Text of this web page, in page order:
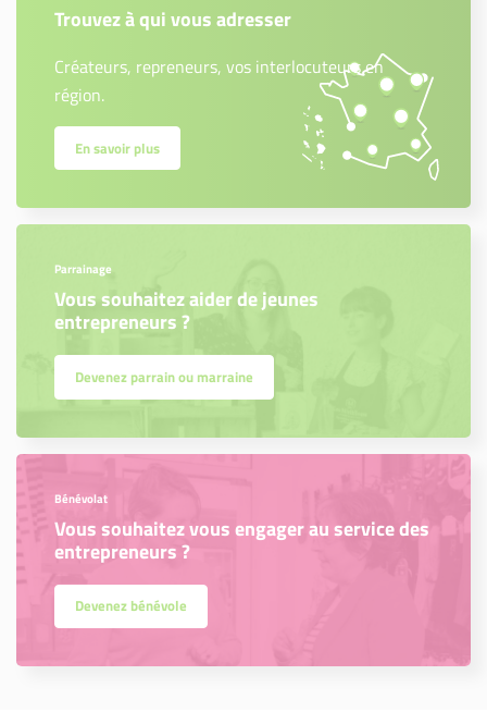
Trouvez à qui vous adresser
Créateurs, repreneurs, vos interlocuteurs en
région.
En savoir plus
Parrainage
Vous souhaitez aider de jeunes
entrepreneurs ?
Devenez parrain ou marraine
Bénévolat
Vous souhaitez vous engager au service des
entrepreneurs ?
Devenez bénévole